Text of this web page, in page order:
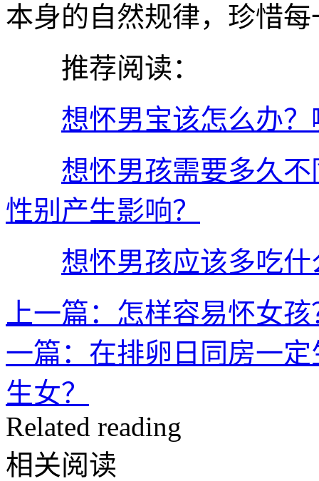
本身的自然规律，珍惜
推荐阅读：
想怀男宝该怎么办
想怀男孩需要多久
性别产生影响？
想怀男孩应该多吃
上一篇：怎样容易怀女
一篇：在排卵日同房一
生女？
Related reading
相关阅读